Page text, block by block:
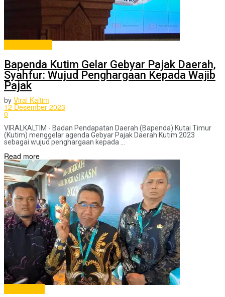
Bapenda Kutim Gelar Gebyar Pajak Daerah,
Syahfur: Wujud Penghargaan Kepada Wajib
Pajak
by Viral Kaltim
12 Desember 2023
0
VIRALKALTIM - Badan Pendapatan Daerah (Bapenda) Kutai Timur
(Kutim) menggelar agenda Gebyar Pajak Daerah Kutim 2023
sebagai wujud penghargaan kepada ...
Read more